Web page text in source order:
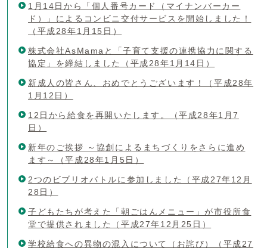
1月14日から「個人番号カード（マイナンバーカー
ド）」によるコンビニ交付サービスを開始しました！
（平成28年1月15日）
株式会社AsMamaと「子育て支援の連携協力に関する
協定」を締結しました（平成28年1月14日）
新成人の皆さん、おめでとうございます！（平成28年
1月12日）
12日から給食を再開いたします。（平成28年1月7
日）
新年のご挨拶 ～協創によるまちづくりをさらに進め
ます～（平成28年1月5日）
2つのビブリオバトルに参加しました（平成27年12月
28日）
子どもたちが考えた「朝ごはんメニュー」が市役所食
堂で提供されました（平成27年12月25日）
学校給食への異物の混入について（お詫び）（平成27